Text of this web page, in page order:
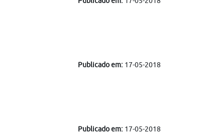
Publicado em:17-05-2018
Publicado em:17-05-2018